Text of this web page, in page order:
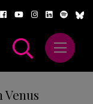
Abrir